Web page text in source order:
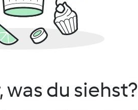
du siehst?